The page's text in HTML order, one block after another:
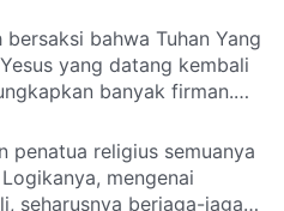
bahwa Tuhan Yang
yang datang kembali
banyak firman.
beberapa orang yang
yang datang kembali.
beberapa perkataan
Beberapa dari mereka
penatua religius semuanya
mengenai
seharusnya berjaga-jaga